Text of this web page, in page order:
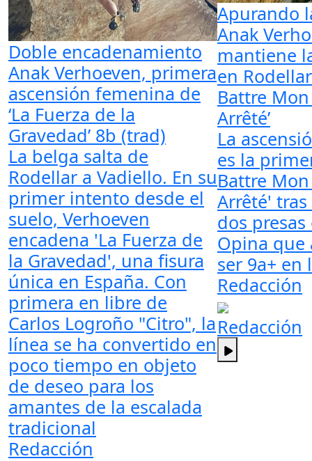
Doble encadenamiento
Anak Verhoeven, primera
ascensión femenina de
‘La Fuerza de la
Gravedad’ 8b (trad)
La belga salta de
Rodellar a Vadiello. En su
primer intento desde el
suelo, Verhoeven
encadena 'La Fuerza de
la Gravedad', una fisura
única en España. Con
primera en libre de
Carlos Logroño "Citro", la
línea se ha convertido en
poco tiempo en objeto
de deseo para los
amantes de la escalada
tradicional
Redacción
Apurando
Anak
mantiene
en
Battre Mon
Arrêté’
La
es la
Battre Mon
Arrêté'
dos
Opina que
ser 9a+ en
Redacción
Redacción